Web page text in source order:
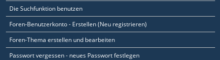
Die Suchfunktion benutzen
Foren-Benutzerkonto - Erstellen (Neu registrieren)
Foren-Thema erstellen und bearbeiten
Passwort vergessen - neues Passwort festlegen